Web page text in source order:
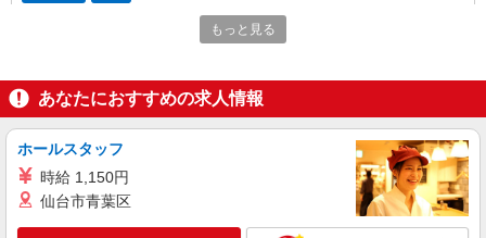
ジョリーパスタ 札幌本町店
キッチン（フード）スタッフ
生時給1100円 ※労働組合費あり（基本時給×月間
時間数×1.8％） ■土日・祝手当 土日・祝は時給＋
50円
北海道札幌市東区本町2条4-8-18
詳細を見る
アルバイト パート
もっと見る
あなたにおすすめの求人情報
ホールスタッフ
時給 1,150円
仙台市青葉区